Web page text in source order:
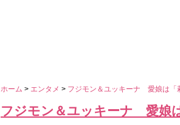
ホーム > エンタメ > フジモン＆ユッキーナ 愛娘は「
フジモン＆ユッキーナ 愛娘